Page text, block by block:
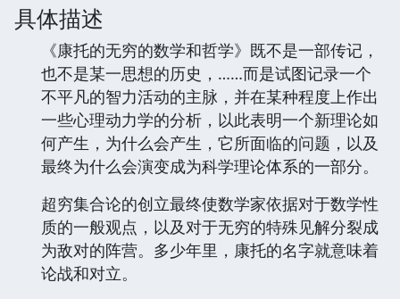
具体描述
《康托的无穷的数学和哲学》既不是一部传记，
也不是某一思想的历史，……而是试图记录一个
不平凡的智力活动的主脉，并在某种程度上作出
一些心理动力学的分析，以此表明一个新理论如
何产生，为什么会产生，它所面临的问题，以及
最终为什么会演变成为科学理论体系的一部分。
超穷集合论的创立最终使数学家依据对于数学性
质的一般观点，以及对于无穷的特殊见解分裂成
为敌对的阵营。多少年里，康托的名字就意味着
论战和对立。